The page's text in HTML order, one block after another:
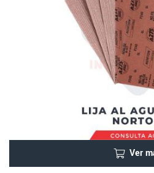
Ver